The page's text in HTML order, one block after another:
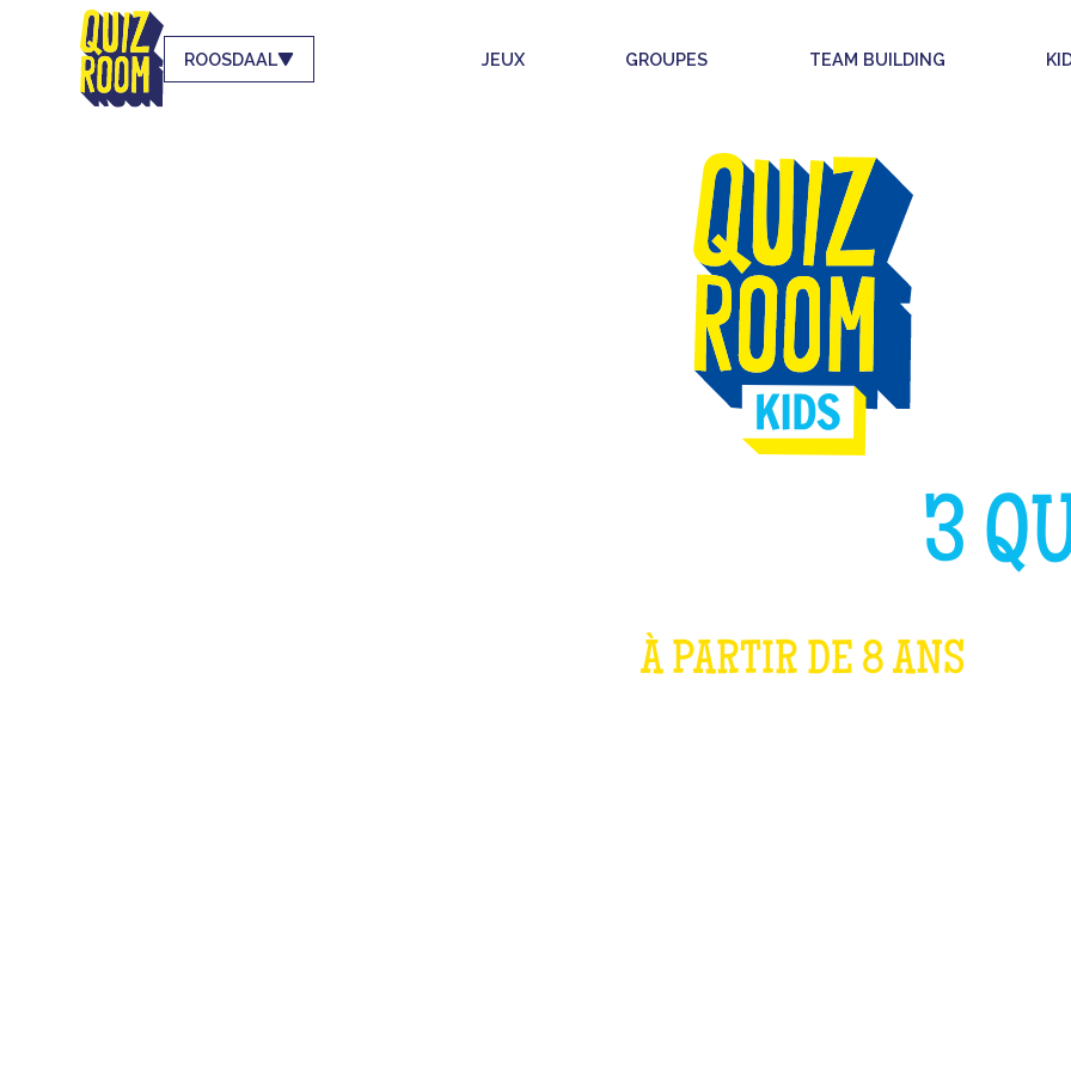
ROOSDAAL JEUX GROUPES TEAM BUILDING
3
À PARTIR DE 8 ANS